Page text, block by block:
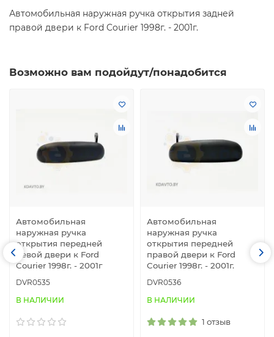
Автомобильная наружная ручка открытия задней
правой двери к Ford Courier 1998г. - 2001г.
Возможно вам подойдут/понадобится
Автомобильная
наружная ручка
открытия передней
левой двери к Ford
Courier 1998г. - 2001г
DVR0535
В НАЛИЧИИ
Автомобильная
наружная ручка
открытия передней
правой двери к Ford
Courier 1998г. - 2001г.
DVR0536
В НАЛИЧИИ
1 отзыв